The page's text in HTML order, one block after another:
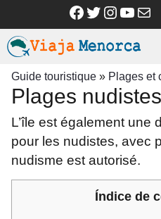
contenu
Facebook
TwitterE-mail
Guide touristique » Plages et
Plages nudistes
L’île est également une
pour les nudistes, avec
nudisme est autorisé.
Índice de